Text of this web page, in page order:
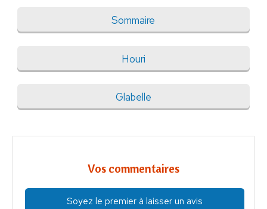
Sommaire
Houri
Glabelle
Vos commentaires
Soyez le premier à laisser un avis